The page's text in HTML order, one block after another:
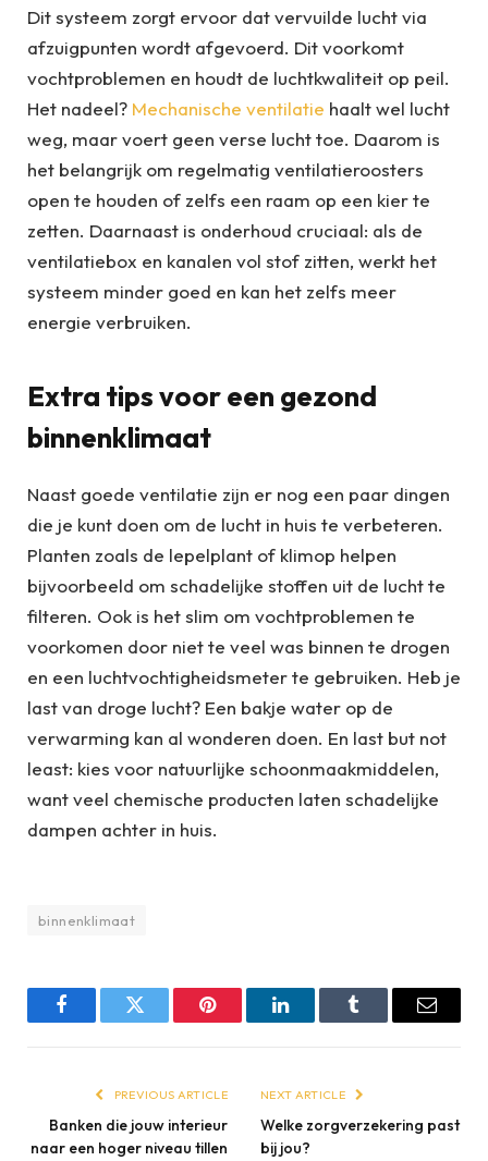
Dit systeem zorgt ervoor dat vervuilde lucht via
afzuigpunten wordt afgevoerd. Dit voorkomt
vochtproblemen en houdt de luchtkwaliteit op peil.
Het nadeel? Mechanische ventilatie haalt wel lucht
weg, maar voert geen verse lucht toe. Daarom is
het belangrijk om regelmatig ventilatieroosters
open te houden of zelfs een raam op een kier te
zetten. Daarnaast is onderhoud cruciaal: als de
ventilatiebox en kanalen vol stof zitten, werkt het
systeem minder goed en kan het zelfs meer
energie verbruiken.
Extra tips voor een gezond
binnenklimaat
Naast goede ventilatie zijn er nog een paar dingen
die je kunt doen om de lucht in huis te verbeteren.
Planten zoals de lepelplant of klimop helpen
bijvoorbeeld om schadelijke stoffen uit de lucht te
filteren. Ook is het slim om vochtproblemen te
voorkomen door niet te veel was binnen te drogen
en een luchtvochtigheidsmeter te gebruiken. Heb je
last van droge lucht? Een bakje water op de
verwarming kan al wonderen doen. En last but not
least: kies voor natuurlijke schoonmaakmiddelen,
want veel chemische producten laten schadelijke
dampen achter in huis.
binnenklimaat
FacebookTwitter Pinterest LinkedInTumblr Email
PREVIOUS ARTICLE
Banken die jouw interieur
naar een hoger niveau tillen
NEXT ARTICLE
Welke zorgverzekering past
bij jou?